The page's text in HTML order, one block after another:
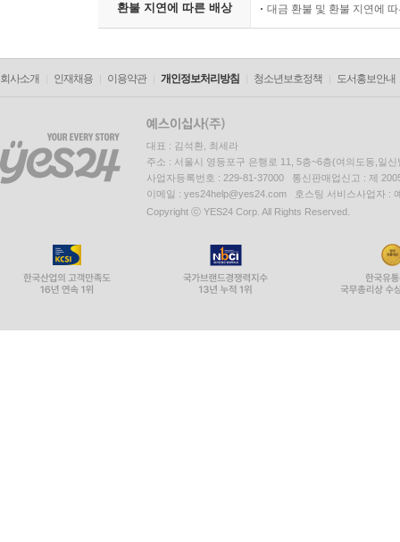
환불 지연에 따른 배상 대금 환불 및 환불 지연에
회사소개 인재채용 이용약관 개인정보처리방침 청소년보호정책 도서홍보안내
대표 : 김석환, 최세라
주소 : 서울시 영등포구 은행로 11, 5층~6층(여의도동,일신
사업자등록번호 : 229-81-37000 통신판매업신고 : 제
이메일 : yes24help@yes24.com 호스팅 서비스사업자 :
Copyright ⓒ YES24 Corp. All Rights Reserved.